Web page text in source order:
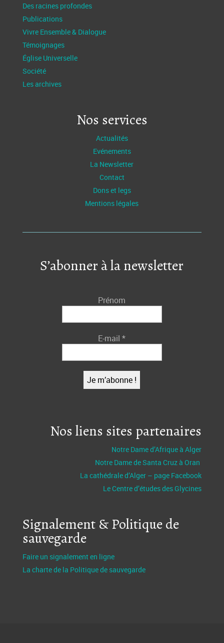
Des racines profondes
Publications
Vivre Ensemble & Dialogue
Témoignages
Église Universelle
Société
Les archives
Nos services
Actualités
Evénements
La Newsletter
Contact
Dons et legs
Mentions légales
S’abonner à la newsletter
Prénom
E-mail*
Nos liens sites partenaires
Notre Dame d’Afrique à Alger
Notre Dame de Santa Cruz à Oran
La cathédrale d’Alger – page Facebook
Le Centre d’études des Glycines
Signalement & Politique de
sauvegarde
Faire un signalement en ligne
La charte de la Politique de sauvegarde